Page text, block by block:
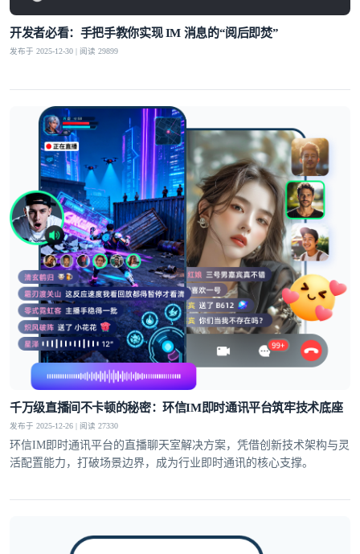
开发者必看：手把手教你实现 IM 消息的“阅后即焚”
发布于 2025-12-30 | 阅读 29899
千万级直播间不卡顿的秘密：环信IM即时通讯平台筑牢技术底座
发布于 2025-12-26 | 阅读 27330
环信IM即时通讯平台的直播聊天室解决方案，凭借创新技术架构与灵
活配置能力，打破场景边界，成为行业即时通讯的核心支撑。